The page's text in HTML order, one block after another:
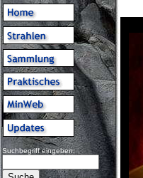
Suchbegriff eingeben: